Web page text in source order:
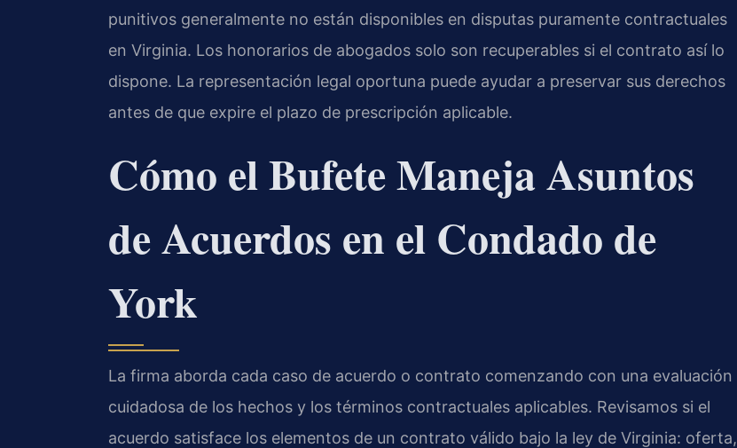
punitivos generalmente no están disponibles en disputas puramente contractuales
en Virginia. Los honorarios de abogados solo son recuperables si el contrato así lo
dispone. La representación legal oportuna puede ayudar a preservar sus derechos
antes de que expire el plazo de prescripción aplicable.
Cómo el Bufete Maneja Asuntos
de Acuerdos en el Condado de
York
La firma aborda cada caso de acuerdo o contrato comenzando con una evaluación
cuidadosa de los hechos y los términos contractuales aplicables. Revisamos si el
acuerdo satisface los elementos de un contrato válido bajo la ley de Virginia: oferta,